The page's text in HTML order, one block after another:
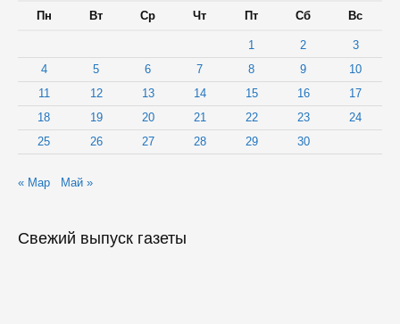
Пн Вт Ср Чт Пт Сб Вс
1 2
3
4
5 6 7 8 9
10
11
12 13 14 15 16
17
18
19 20 21 22 23
24
25
26 27 28 29 30
« Мар Май »
Свежий выпуск газеты